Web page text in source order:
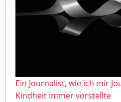
Ein Journalist, wie ich mir
Kindheit immer vorstellte